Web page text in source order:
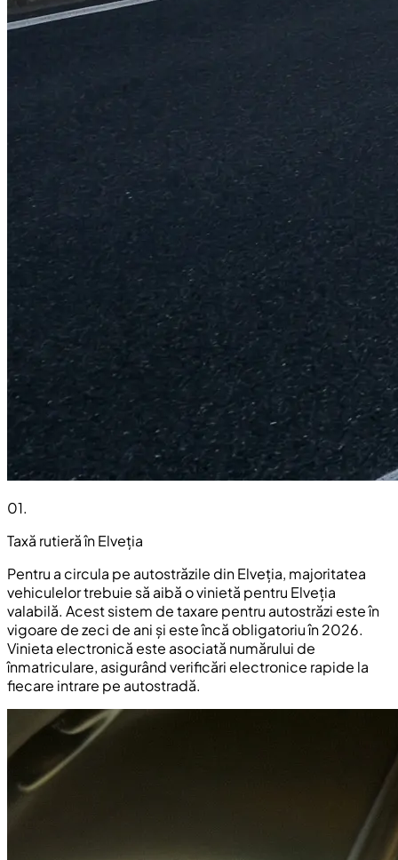
01.
Taxă rutieră în Elveția
Pentru a circula pe autostrăzile din Elveția, majoritatea
vehiculelor trebuie să aibă o vinietă pentru Elveția
valabilă. Acest sistem de taxare pentru autostrăzi este în
vigoare de zeci de ani și este încă obligatoriu în 2026.
Vinieta electronică este asociată numărului de
înmatriculare, asigurând verificări electronice rapide la
fiecare intrare pe autostradă.